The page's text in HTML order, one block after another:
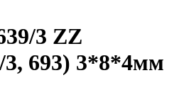
3 ZZ
3, 693) 3*8*4мм